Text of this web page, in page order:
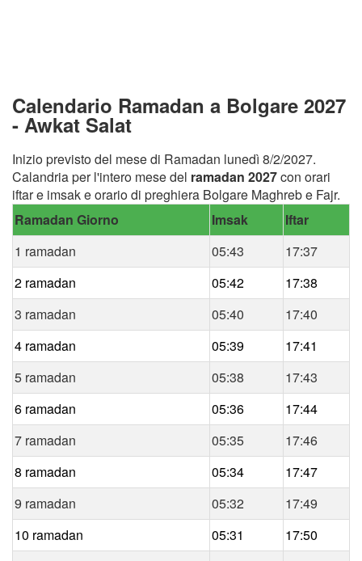
Calendario Ramadan a Bolgare 2027
- Awkat Salat
Inizio previsto del mese di Ramadan lunedì 8/2/2027.
Calandria per l'intero mese del ramadan 2027con orari
iftar e imsak e orario di preghiera Bolgare Maghreb e Fajr.
Ramadan Giorno
Imsak
Iftar
1 ramadan
05:43
17:37
2 ramadan
05:42
17:38
3 ramadan
05:40
17:40
4 ramadan
05:39
17:41
5 ramadan
05:38
17:43
6 ramadan
05:36
17:44
7 ramadan
05:35
17:46
8 ramadan
05:34
17:47
9 ramadan
05:32
17:49
10 ramadan
05:31
17:50